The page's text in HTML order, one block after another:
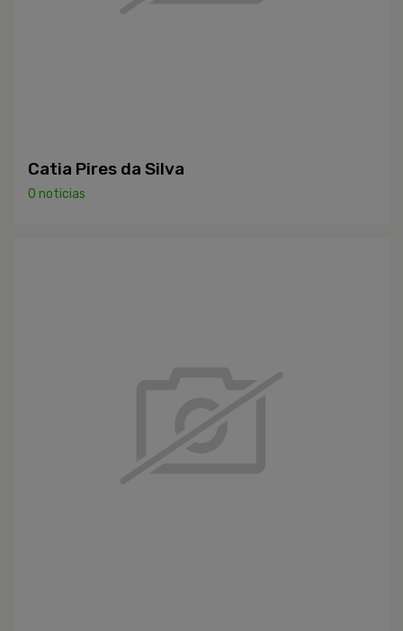
Catia Pires da Silva
0 noticias